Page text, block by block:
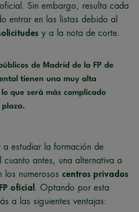
Sin embargo, resulta cada
entrar en las listas debido al
y a la nota de corte.
de Madrid de la FP de
tienen una muy alta
que será más complicado
a estudiar la formación de
cuanto antes, una alternativa a
los numerosos centros privados
FP oficial . Optando por esta
a las siguientes ventajas: